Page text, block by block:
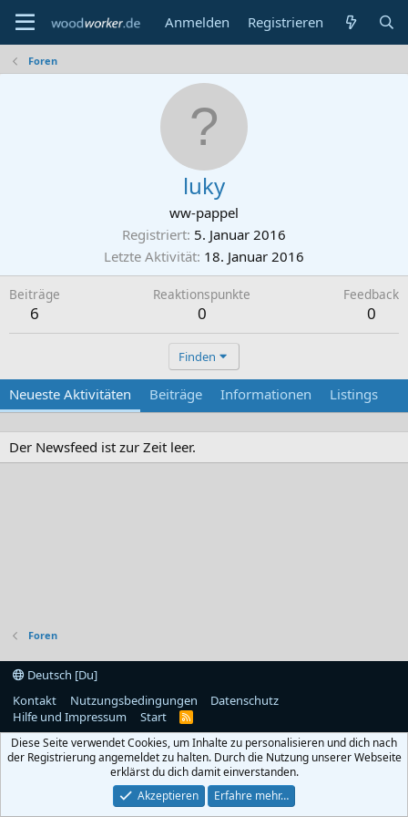
Anmelden Registrieren
Foren
luky
ww-pappel
Registriert 5. Januar 2016
Letzte Aktivität 18. Januar 2016
Beiträge
6
Reaktionspunkte
0
Feedback
0
Finden
Neueste Aktivitäten Beiträge Informationen Listings
Der Newsfeed ist zur Zeit leer.
Foren
Deutsch [Du]
Kontakt
Nutzungsbedingungen
Datenschutz
Hilfe und Impressum
Start
R
S
Diese Seite verwendet Cookies, um Inhalte zu personalisieren und dich nach
der Registrierung angemeldet zu halten. Durch die Nutzung unserer Webseite
erklärst du dich damit einverstanden.
Akzeptieren
Erfahre mehr…